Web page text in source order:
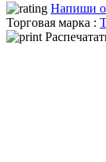
Напиши
Торговая марка :